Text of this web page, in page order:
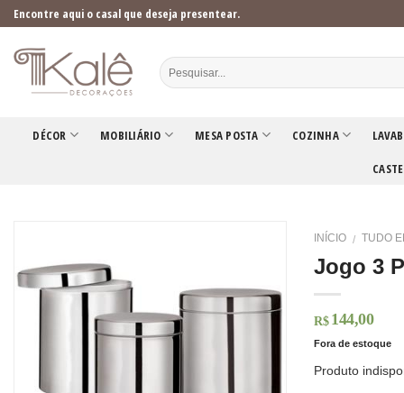
Skip
to
content
Encontre aqui o casal que deseja presentear.
DÉCOR MOBILIÁRIO MESA POSTA COZINHA
INÍCIO / TUDO
Jogo 3
R$ 144,00
Fora de estoque
Produto